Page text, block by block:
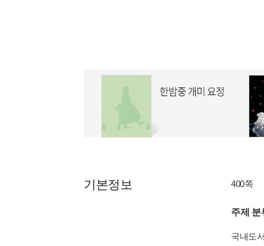
기본정보 400쪽
주제 분
국내도